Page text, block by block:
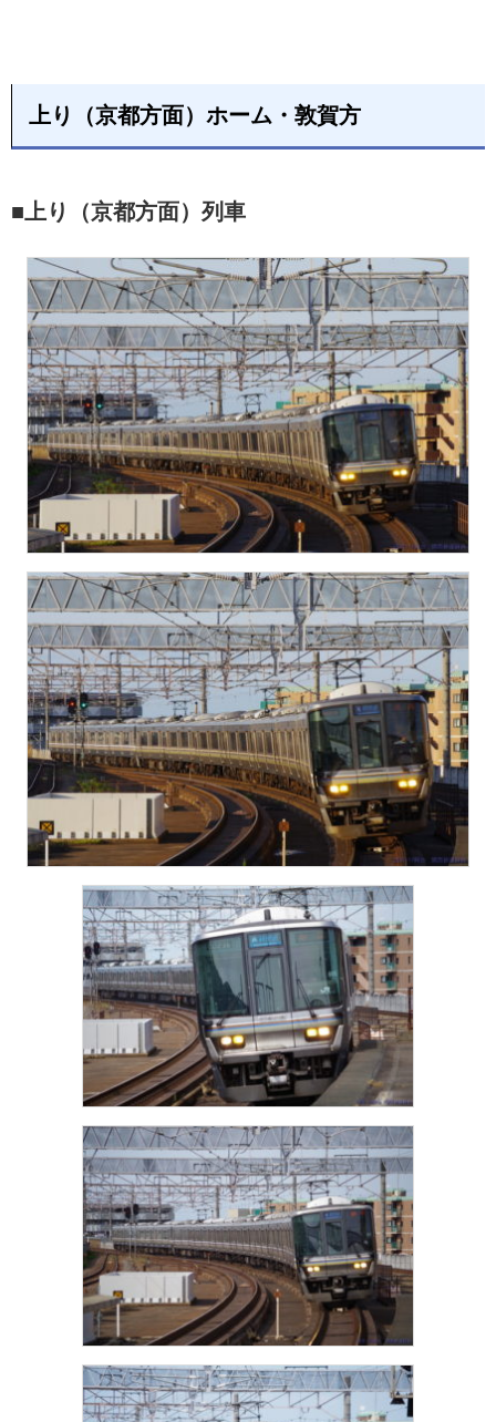
上り（京都方面）ホーム・敦賀方
■上り（京都方面）列車